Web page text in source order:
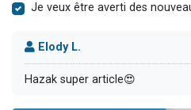
Je veux être averti des
Elody L.
Hazak super article😍